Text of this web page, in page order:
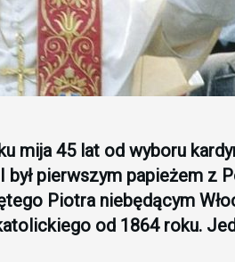
mija 45 lat od wyboru
był pierwszym papieżem z
Piotra niebędącym
od 1864 roku.